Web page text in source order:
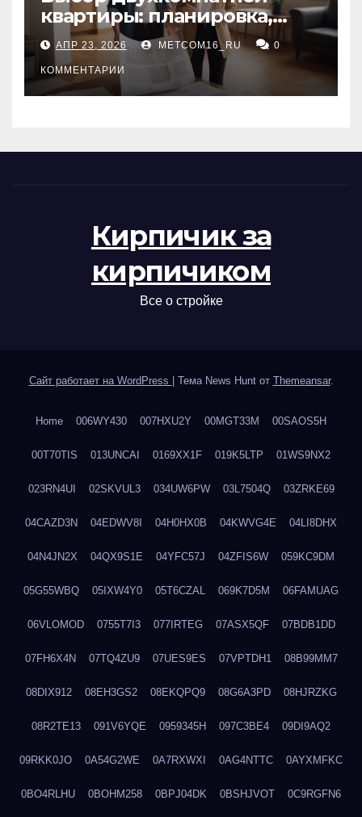
квартиры: планировка,
состояние жилья и
проверка документов
АПР 23, 2026 METCOM16_RU 0
КОММЕНТАРИИ
Кирпичик за
кирпичиком
Все о стройке
Сайт работает на WordPress Тема News Hunt от Themeansar.
Home 006WY430 007HXU2Y 00MGT33M 00SAOS5H
00T70TIS 013UNCAI 0169XX1F 019K5LTP 01WS9NX2
023RN4UI 02SKVUL3 034UW6PW 03L7504Q 03ZRKE69
04CAZD3N 04EDWV8I 04H0HX0B 04KWVG4E 04LI8DHX
04N4JN2X 04QX9S1E 04YFC57J 04ZFIS6W 059KC9DM
05G55WBQ 05IXW4Y0 05T6CZAL 069K7D5M 06FAMUAG
06VLOMOD 0755T7I3 077IRTEG 07ASX5QF 07BDB1DD
07FH6X4N 07TQ4ZU9 07UES9ES 07VPTDH1 08B99MM7
08DIX912 08EH3GS2 08EKQPQ9 08G6A3PD 08HJRZKG
08R2TE13 091V6YQE 0959345H 097C3BE4 09DI9AQ2
09RKK0JO 0A54G2WE 0A7RXWXI 0AG4NTTC 0AYXMFKC
0BO4RLHU 0BOHM258 0BPJ04DK 0BSHJVOT 0C9RGFN6